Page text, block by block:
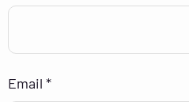
Email *